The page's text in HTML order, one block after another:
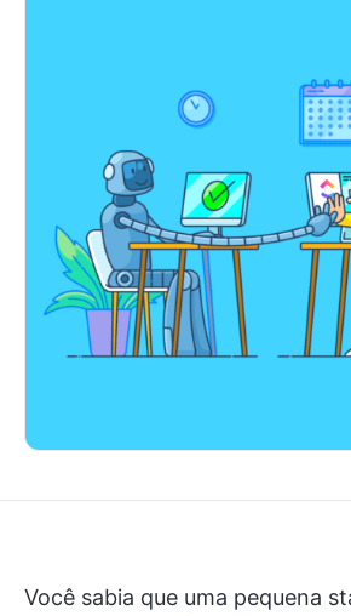
Você sabia que uma pequena